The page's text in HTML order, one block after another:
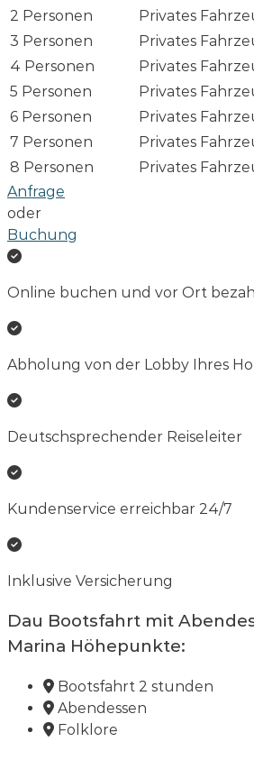
2 Personen
Privates
3 Personen
Privates
4 Personen
Privates
5 Personen
Privates
6 Personen
Privates
7 Personen
Privates
8 Personen
Privates
Anfrage
oder
Buchung
Online buchen und vor Ort
Abholung von der Lobby Ihres
Deutschsprechender Reiseleiter
Kundenservice erreichbar 24/7
Inklusive Versicherung
Dau Bootsfahrt mit
Marina Höhepunkte:
Bootsfahrt 2 stunden
Abendessen
Folklore